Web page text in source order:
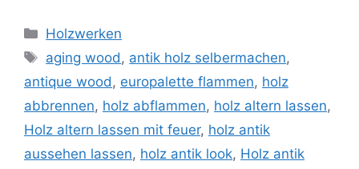
Kategorien
Holzwerken
Schlagwörter
aging wood, antik holz selbermachen,
antique wood, europalette flammen, holz
abbrennen, holz abflammen, holz altern lassen,
Holz altern lassen mit feuer, holz antik
aussehen lassen, holz antik look, Holz antik